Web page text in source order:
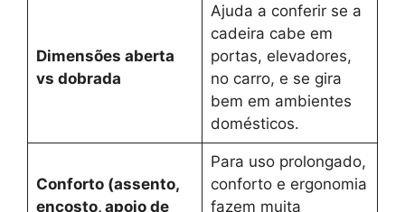
Dimensões aberta
vs dobrada
Ajuda a conferir se a
cadeira cabe em
portas, elevadores,
no carro, e se gira
bem em ambientes
domésticos.
Conforto (assento,
encosto, apoio de
Para uso prolongado,
conforto e ergonomia
fazem muita